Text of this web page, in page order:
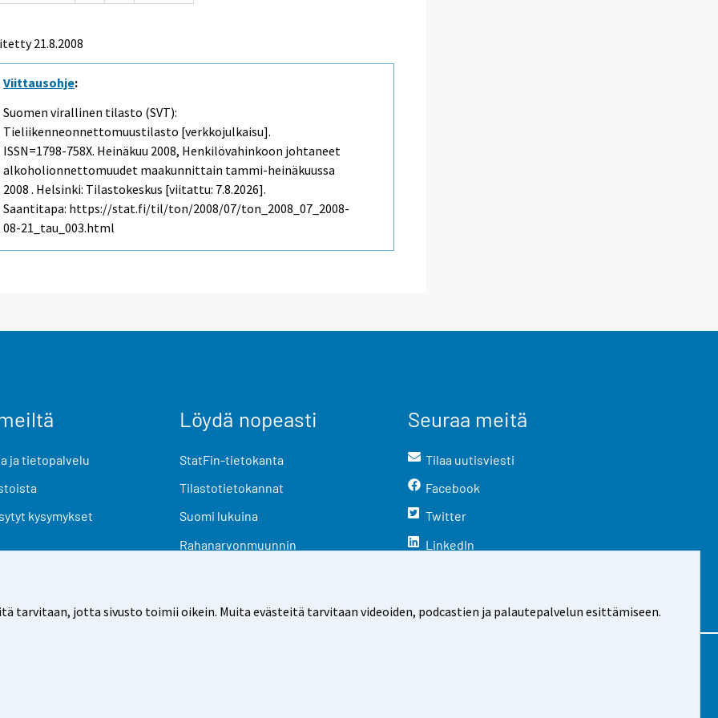
tarvitaan, jotta sivusto toimii oikein. Muita evästeitä tarvitaan videoiden, podcastien ja palautepalvelun esittämiseen.
21.8.2008
Viittausohje:
Suomen virallinen tilasto (SVT):
Tieliikenneonnettomuustilasto [verkkojulkaisu].
ISSN=1798-758X. Heinäkuu 2008, Henkilövahinkoon johtaneet
alkoholionnettomuudet maakunnittain tammi-heinäkuussa
2008 . Helsinki: Tilastokeskus [viitattu: 7.8.2026].
Saantitapa: https://stat.fi/til/ton/2008/07/ton_2008_07_2008-
08-21_tau_003.html
ja tietopalvelu
kysymykset
Löydä nopeasti
StatFin-tietokanta
Tilastotietokannat
Suomi lukuina
Rahanarvonmuunnin
Seuraa meitä
Tilaa uutisviesti
Facebook
Twitter
LinkedIn